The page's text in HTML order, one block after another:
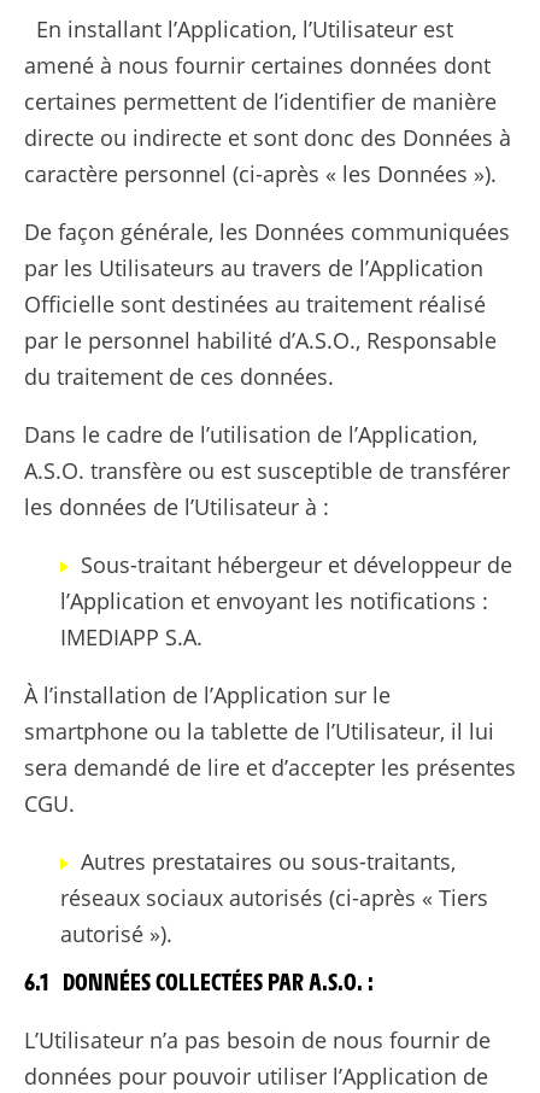
En installant l’Application, l’Utilisateur est
amené à nous fournir certaines données dont
certaines permettent de l’identifier de manière
directe ou indirecte et sont donc des Données à
caractère personnel (ci-après « les Données »).
De façon générale, les Données communiquées
par les Utilisateurs au travers de l’Application
Officielle sont destinées au traitement réalisé
par le personnel habilité d’A.S.O., Responsable
du traitement de ces données.
Dans le cadre de l’utilisation de l’Application,
A.S.O. transfère ou est susceptible de transférer
les données de l’Utilisateur à :
Sous-traitant hébergeur et développeur de
l’Application et envoyant les notifications :
IMEDIAPP S.A.
À l’installation de l’Application sur le
smartphone ou la tablette de l’Utilisateur, il lui
sera demandé de lire et d’accepter les présentes
CGU.
Autres prestataires ou sous-traitants,
réseaux sociaux autorisés (ci-après « Tiers
autorisé »).
6.1 DONNÉES COLLECTÉES PAR A.S.O. :
L’Utilisateur n’a pas besoin de nous fournir de
données pour pouvoir utiliser l’Application de